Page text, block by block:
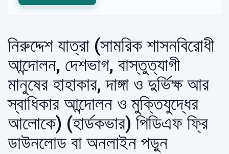
নিরুদ্দেশ যাত্রা (সামরিক শাসনবিরােধী
আন্দোলন, দেশভাগ, বাস্তুত্যাগী
মানুষের হাহাকার, দাঙ্গা ও দুর্ভিক্ষ আর
স্বাধিকার আন্দোলন ও মুক্তিযুদ্ধের
আলোকে) (হার্ডকভার) পিডিএফ ফ্রি
ডাউনলোড বা অনলাইন পড়ুন